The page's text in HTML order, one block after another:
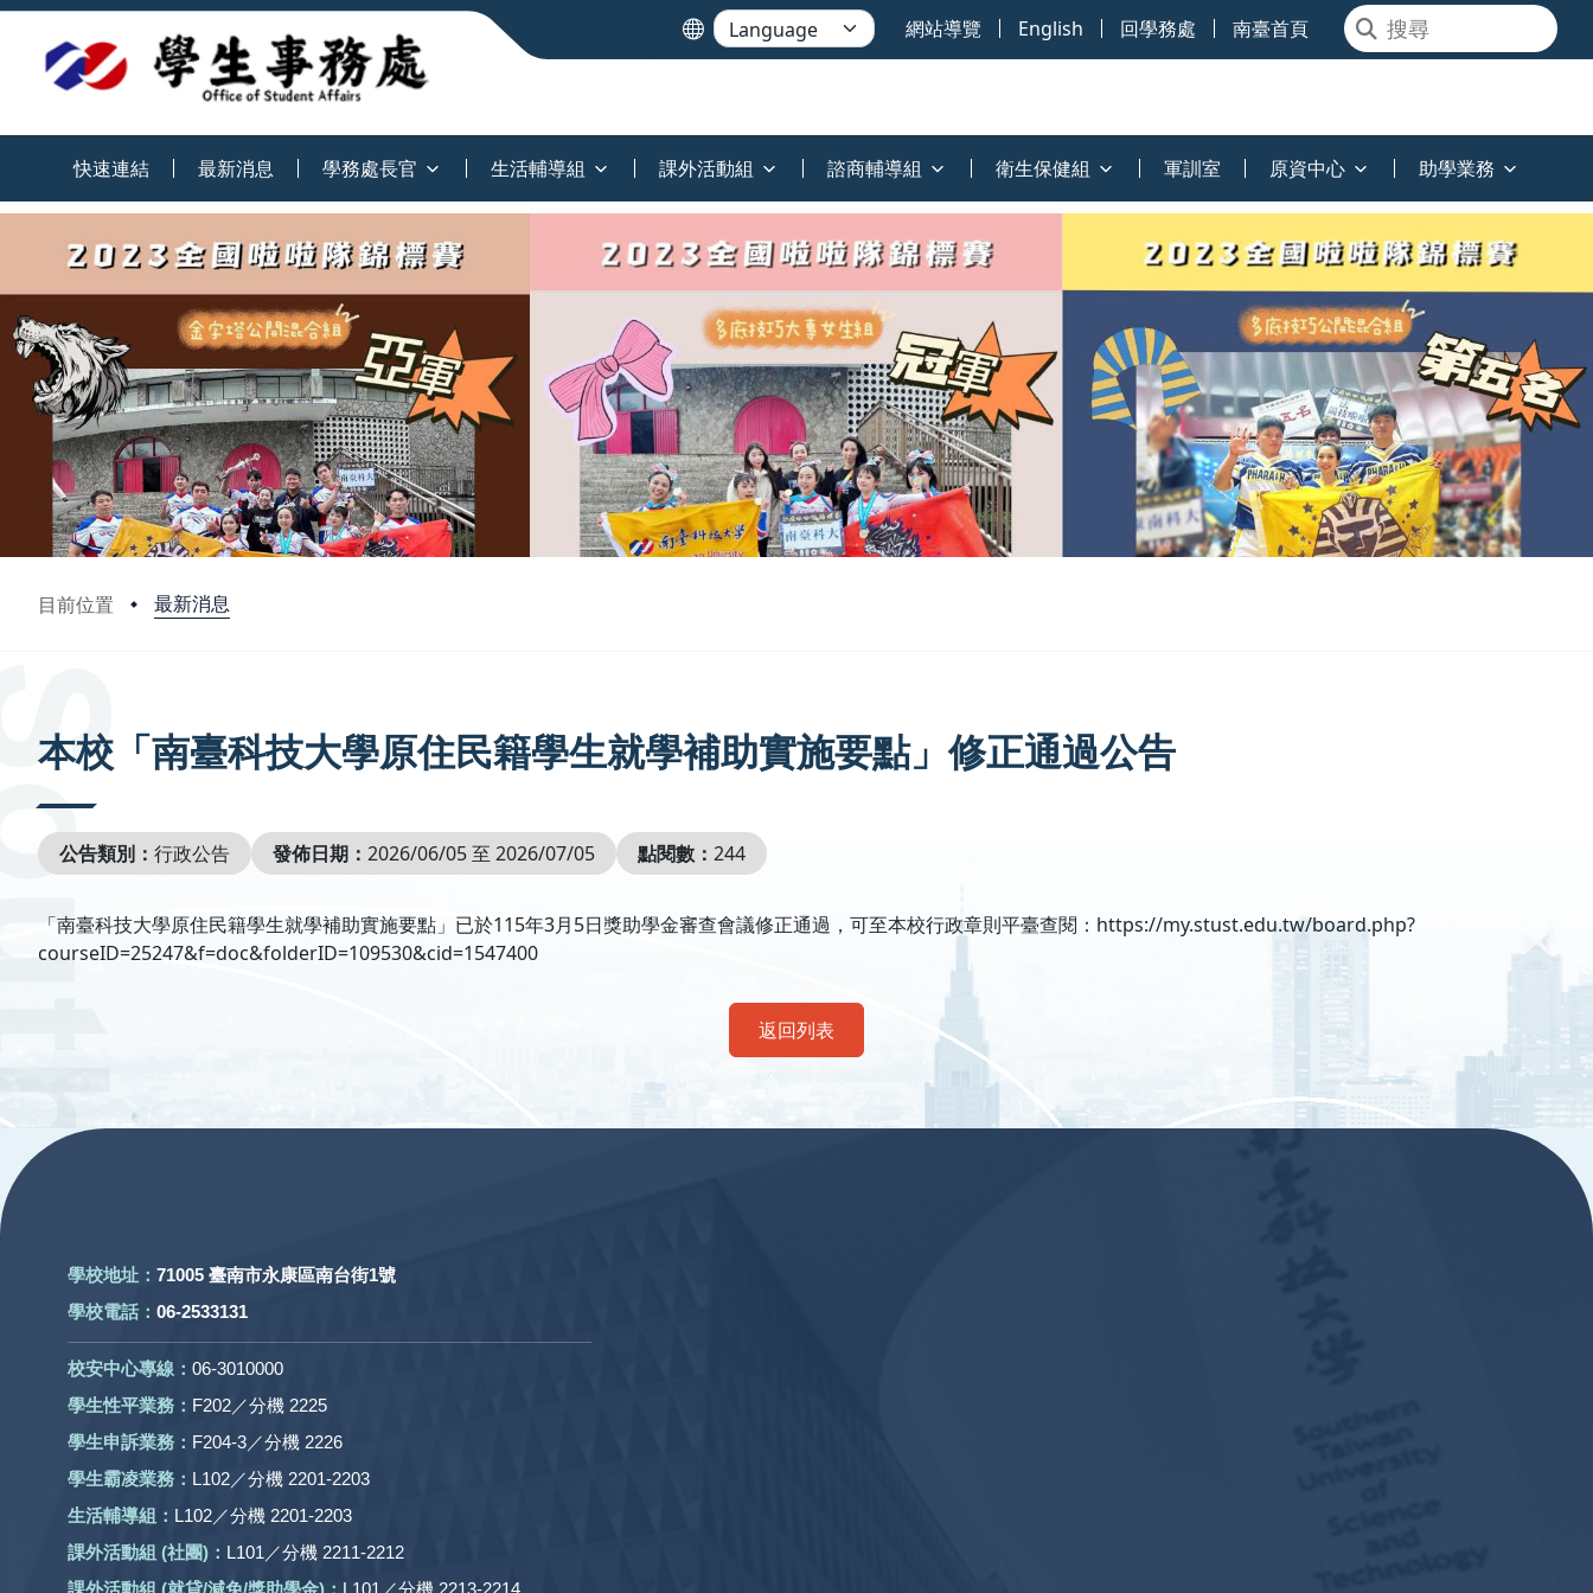
網站導覽 English 回學務處 南臺首頁
快速連結 最新消息 學務處長官 生活輔導組 課外活動組 諮商輔導組 衛生保健組 軍訓室 原資中心 助學業務
目前位置 最新消息
本校「南臺科技大學原住民籍學生就學補助實施要點」修正通過公告
公告類別： 行政公告 發佈日期： 2026/06/05 至 2026/07/05 點閱數： 244
「南臺科技大學原住民籍學生就學補助實施要點」已於115年3月5日獎助學金審查會議修正通過，可至本校行政章則平臺查閱：https://my.stust.edu.tw/board.php?
courseID=25247&f=doc&folderID=109530&cid=1547400
返回列表
:::
學校地址： 71005 臺南市永康區南台街1號
學校電話： 06-2533131
校安中心專線： 06-3010000
學生性平業務： F202／分機 2225
學生申訴業務： F204-3／分機 2226
學生霸凌業務： L102／分機 2201-2203
生活輔導組： L102／分機 2201-2203
課外活動組 (社團) ： L101／分機 2211-2212
課外活動組 (就貸/減免/獎助學金)： L101／分機 2213-2214